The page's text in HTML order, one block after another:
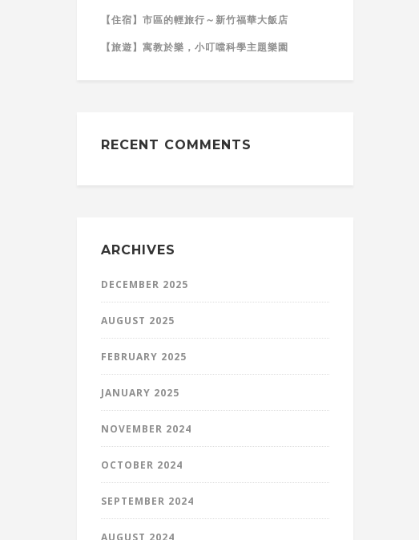
【住宿】市區的輕旅行～新竹福華大飯店
【旅遊】寓教於樂，小叮噹科學主題樂園
RECENT COMMENTS
ARCHIVES
DECEMBER 2025
AUGUST 2025
FEBRUARY 2025
JANUARY 2025
NOVEMBER 2024
OCTOBER 2024
SEPTEMBER 2024
AUGUST 2024